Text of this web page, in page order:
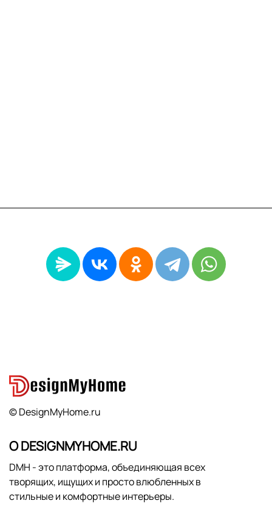
© DesignMyHome.ru
О DESIGNMYHOME.RU
DMH - это платформа, объединяющая всех
творящих, ищущих и просто влюбленных в
стильные и комфортные интерьеры.